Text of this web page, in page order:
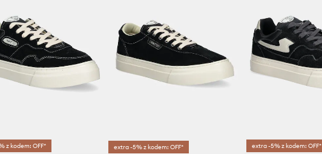
ID Produktu
z kodem: OFF* extra -5% z kodem: OFF* extra -5% z kodem: OFF*